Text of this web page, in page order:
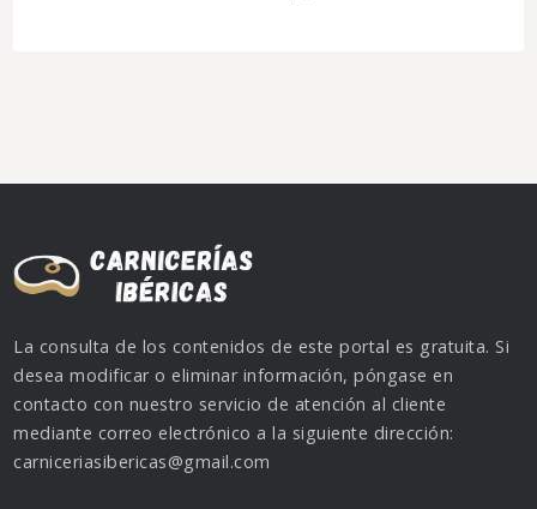
La consulta de los contenidos de este portal es gratuita. Si
desea modificar o eliminar información, póngase en
contacto con nuestro servicio de atención al cliente
mediante correo electrónico a la siguiente dirección:
carniceriasibericas@gmail.com